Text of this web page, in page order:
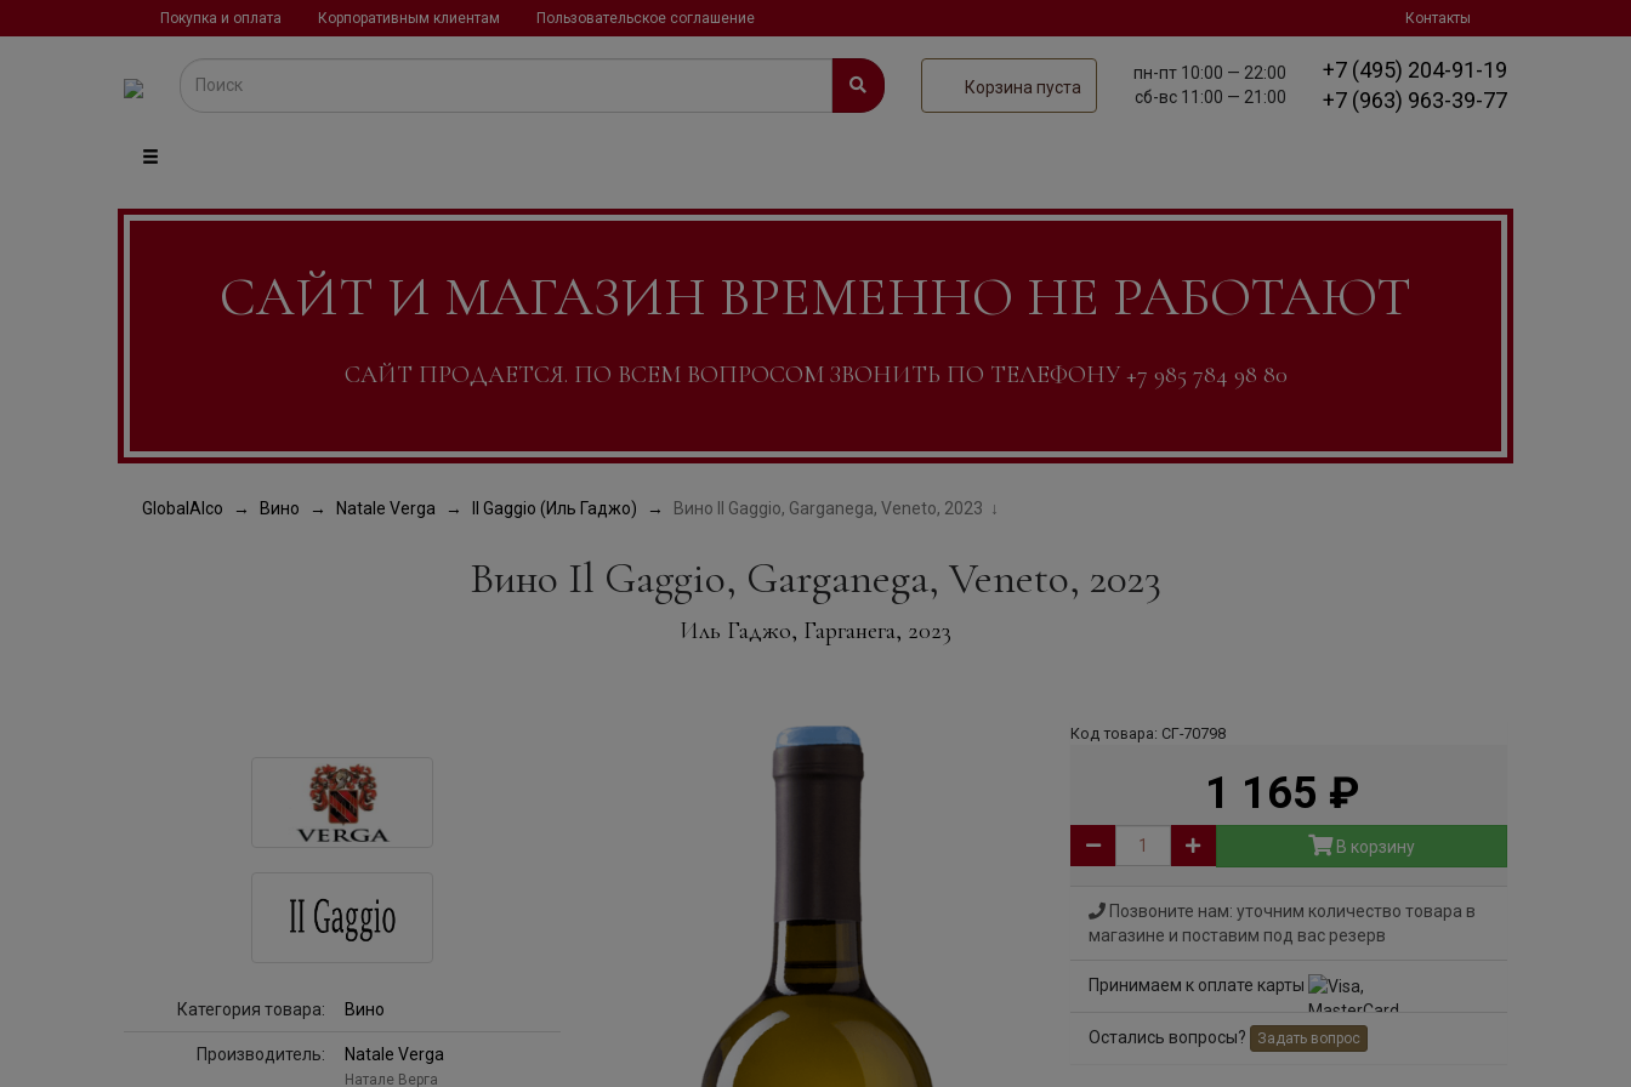
Покупка и оплата Корпоративным клиентам Пользовательское соглашение Контакты
Корзина пуста
пн-пт 10:00 — 22:00
сб-вс 11:00 — 21:00
+7 (495) 204-91-19
+7 (963) 963-39-77
САЙТ И МАГАЗИН ВРЕМЕННО НЕ РАБОТАЮТ
САЙТ ПРОДАЕТСЯ. ПО ВСЕМ ВОПРОСОМ ЗВОНИТЬ ПО ТЕЛЕФОНУ +7 985 784 98 80
GlobalAlco Вино Natale Verga Il Gaggio (Иль Гаджо) Вино Il Gaggio, Garganega, Veneto, 2023
Вино Il Gaggio, Garganega, Veneto, 2023
Иль Гаджо, Гарганега, 2023
Код товара: СГ-70798
1 165
В корзину
Позвоните нам: уточним количество товара в
магазине и поставим под вас резерв
Принимаем к оплате карты
Остались вопросы? Задать вопрос
Категория товара: Вино
Производитель: Natale Verga
Натале Верга